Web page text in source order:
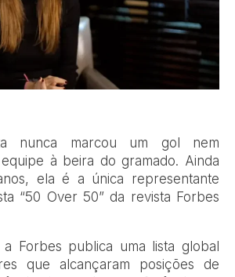
nunca marcou um gol nem
à beira do gramado. Ainda
ela é a única representante
“50 Over 50” da revista Forbes
Forbes publica uma lista global
que alcançaram posições de